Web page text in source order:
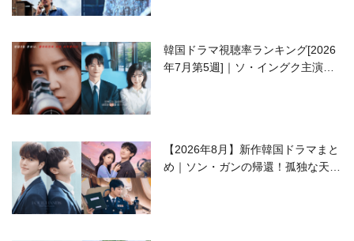
韓国ドラマ視聴率ランキング[2026
年7月第5週]｜ソ・イングク主演の
【2026年8月】新作韓国ドラマまと
め｜ソン・ガンの帰還！孤独な天才